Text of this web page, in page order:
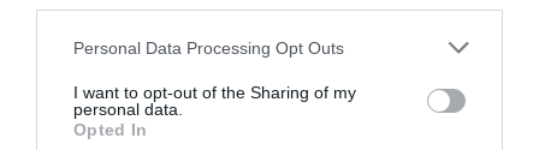
Personal Data Processing Opt Outs
I want to opt-out of the Sharing of my
personal data.
Opted In
Ο Γιάννης Σκαραγκάς, ειδικός στο είδος, καταφέρνει να
μας συγκινήσει και να μας προβληματίσει για ακόμα μια
φορά αφού πρώτα μας έχει συνεπάρει με την γραφή
του. Στο επίκεντρό του η Μελίνα, αγέρωχη και